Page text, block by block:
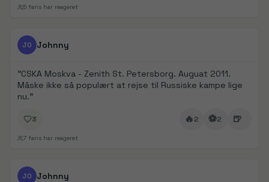
5 fans har reageret
FanDays bidrag
JO Johnny
"CSKA Moskva - Zenith St. Petersborg. Auguat 2011.
Måske ikke så populært at rejse til Russiske kampe lige
nu."
3 🔥2 ⚽2 🍺
7 fans har reageret
FanDays bidrag
JO Johnny